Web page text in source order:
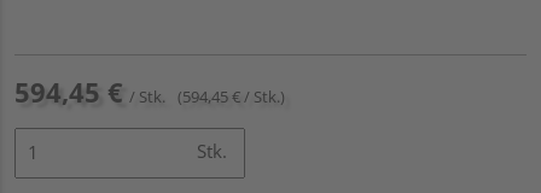
594,45 € / Stk. (594,45 € / Stk.)
Stk.